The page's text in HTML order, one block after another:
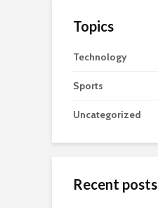
Topics
Technology
Sports
Uncategorized
Recent posts